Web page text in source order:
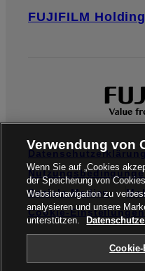
FUJIFILM
Soziale Medien
Cookie-Einstellungen
Verwendung von
Wenn Sie auf „Cookies
der Speicherung von
Websitenavigation zu
analysieren und unsere
unterstützen.